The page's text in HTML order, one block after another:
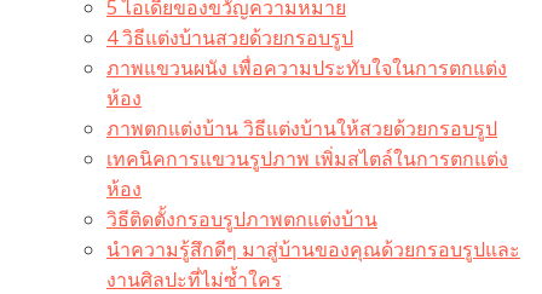
5 ไอเดียของขวัญความหมาย
4 วิธีแต่งบ้านสวยด้วยกรอบรูป
ภาพแขวนผนัง เพื่อความประทับใจในการตกแต่ง
ห้อง
ภาพตกแต่งบ้าน วิธีแต่งบ้านให้สวยด้วยกรอบรูป
เทคนิคการแขวนรูปภาพ เพิ่มสไตล์ในการตกแต่ง
ห้อง
วิธีติดตั้งกรอบรูปภาพตกแต่งบ้าน
นำความรู้สึกดีๆ มาสู่บ้านของคุณด้วยกรอบรูปและ
งานศิลปะที่ไม่ซ้ำใคร